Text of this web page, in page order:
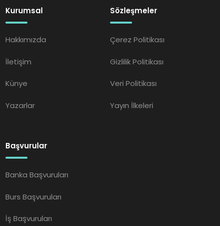
Kurumsal
Hakkımızda
İletişim
Künye
Yazarlar
Sözleşmeler
Çerez Politikası
Gizlilik Politikası
Veri Politikası
Yayın İlkeleri
Başvurular
Banka Başvuruları
Burs Başvuruları
İş Başvuruları